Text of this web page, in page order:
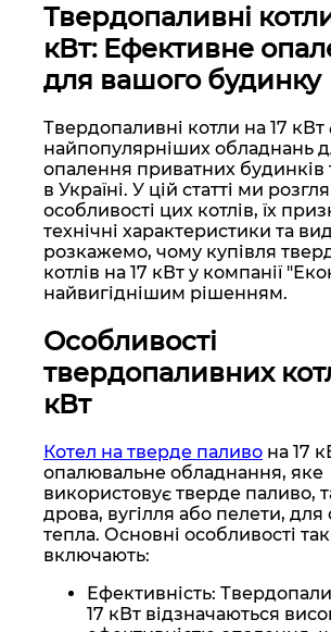
Твердопаливні
кВт: Ефективне
для вашого будинку
Твердопаливні котли на 17
найпопулярніших обладнань
опалення приватних будинків
в Україні. У цій статті ми
особливості цих котлів, їх
технічні характеристики та
розкажемо, чому купівля
котлів на 17 кВт у компанії
найвигіднішим рішенням.
Особливості
твердопаливних
кВт
Котел на тверде паливо на 17
опалювальне обладнання, яке
використовує тверде паливо,
дрова, вугілля або пелети, для
тепла. Основні особливості
включають:
Ефективність:
17 кВт відзначаються